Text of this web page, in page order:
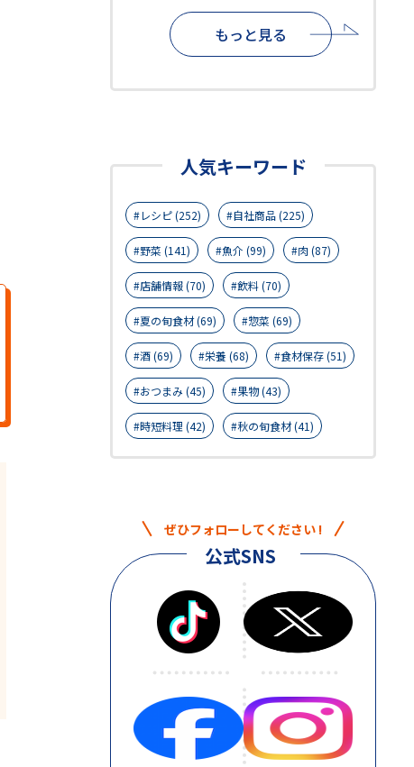
もっと見る
人気キーワード
レシピ (252) 自社商品 (225)
野菜 (141) 魚介 (99) 肉 (87)
店舗情報 (70) 飲料 (70)
夏の旬食材 (69) 惣菜 (69)
酒 (69) 栄養 (68) 食材保存 (51)
おつまみ (45) 果物 (43)
時短料理 (42) 秋の旬食材 (41)
ぜひフォローしてください !
公式SNS